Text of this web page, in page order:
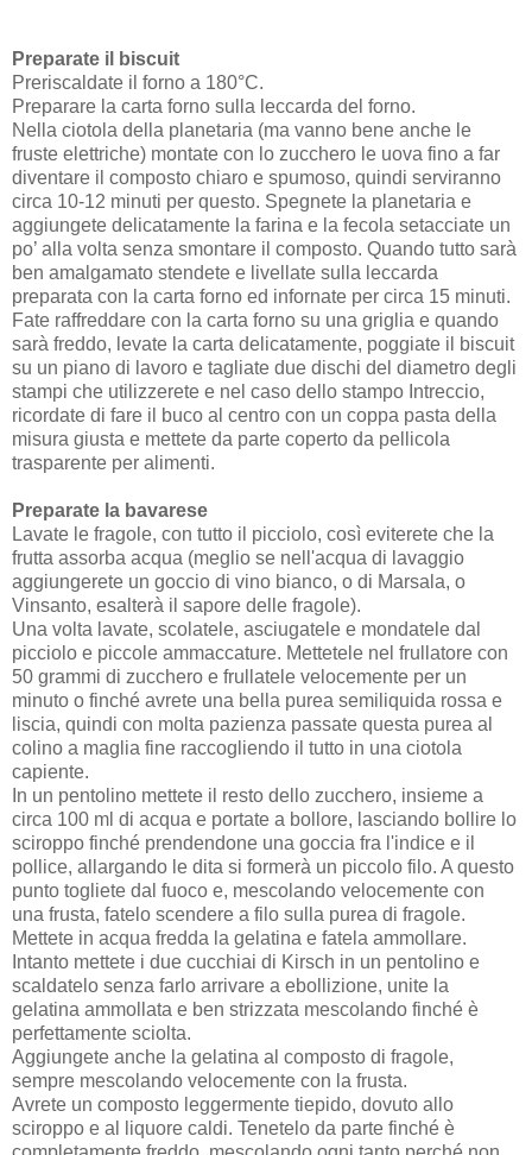
Preparate il biscuit
Preriscaldate il forno a 180°C.
Preparare la carta forno sulla leccarda del forno.
Nella ciotola della planetaria (ma vanno bene anche le
fruste elettriche) montate con lo zucchero le uova fino a far
diventare il composto chiaro e spumoso, quindi serviranno
circa 10-12 minuti per questo. Spegnete la planetaria e
aggiungete delicatamente la farina e la fecola setacciate un
po’ alla volta senza smontare il composto. Quando tutto sarà
ben amalgamato stendete e livellate sulla leccarda
preparata con la carta forno ed infornate per circa 15 minuti.
Fate raffreddare con la carta forno su una griglia e quando
sarà freddo, levate la carta delicatamente, poggiate il biscuit
su un piano di lavoro e tagliate due dischi del diametro degli
stampi che utilizzerete e nel caso dello stampo Intreccio,
ricordate di fare il buco al centro con un coppa pasta della
misura giusta e mettete da parte coperto da pellicola
trasparente per alimenti.
Preparate la bavarese
Lavate le fragole, con tutto il picciolo, così eviterete che la
frutta assorba acqua (meglio se nell'acqua di lavaggio
aggiungerete un goccio di vino bianco, o di Marsala, o
Vinsanto, esalterà il sapore delle fragole).
Una volta lavate, scolatele, asciugatele e mondatele dal
picciolo e piccole ammaccature. Mettetele nel frullatore con
50 grammi di zucchero e frullatele velocemente per un
minuto o finché avrete una bella purea semiliquida rossa e
liscia, quindi con molta pazienza passate questa purea al
colino a maglia fine raccogliendo il tutto in una ciotola
capiente.
In un pentolino mettete il resto dello zucchero, insieme a
circa 100 ml di acqua e portate a bollore, lasciando bollire lo
sciroppo finché prendendone una goccia fra l'indice e il
pollice, allargando le dita si formerà un piccolo filo. A questo
punto togliete dal fuoco e, mescolando velocemente con
una frusta, fatelo scendere a filo sulla purea di fragole.
Mettete in acqua fredda la gelatina e fatela ammollare.
Intanto mettete i due cucchiai di Kirsch in un pentolino e
scaldatelo senza farlo arrivare a ebollizione, unite la
gelatina ammollata e ben strizzata mescolando finché è
perfettamente sciolta.
Aggiungete anche la gelatina al composto di fragole,
sempre mescolando velocemente con la frusta.
Avrete un composto leggermente tiepido, dovuto allo
sciroppo e al liquore caldi. Tenetelo da parte finché è